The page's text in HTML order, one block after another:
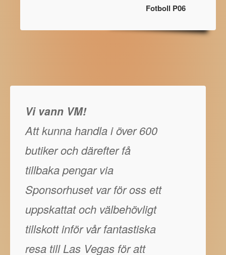
Fotboll P06
Vi vann VM!
Att kunna handla i över 600
butiker och därefter få
tillbaka pengar via
Sponsorhuset var för oss ett
uppskattat och välbehövligt
tillskott inför vår fantastiska
resa till Las Vegas för att